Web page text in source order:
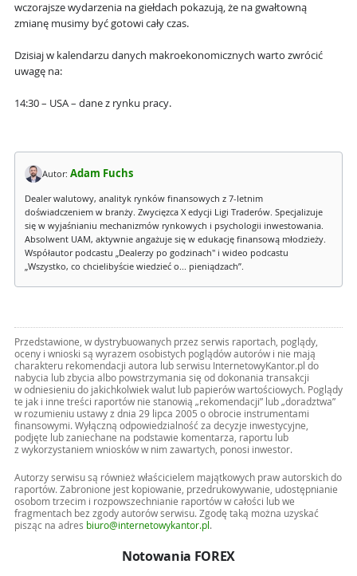
wczorajsze wydarzenia na giełdach pokazują, że na gwałtowną
zmianę musimy być gotowi cały czas.
Dzisiaj w kalendarzu danych makroekonomicznych warto zwrócić
uwagę na:
14:30 – USA – dane z rynku pracy.
Autor: Adam Fuchs
Dealer walutowy, analityk rynków finansowych z 7-letnim
doświadczeniem w branży. Zwycięzca X edycji Ligi Traderów. Specjalizuje
się w wyjaśnianiu mechanizmów rynkowych i psychologii inwestowania.
Absolwent UAM, aktywnie angażuje się w edukację finansową młodzieży.
Współautor podcastu „Dealerzy po godzinach" i wideo podcastu
„Wszystko, co chcielibyście wiedzieć o... pieniądzach”.
Przedstawione, w dystrybuowanych przez serwis raportach, poglądy,
oceny i wnioski są wyrazem osobistych poglądów autorów i nie mają
charakteru rekomendacji autora lub serwisu InternetowyKantor.pl do
nabycia lub zbycia albo powstrzymania się od dokonania transakcji
w odniesieniu do jakichkolwiek walut lub papierów wartościowych. Poglądy
te jak i inne treści raportów nie stanowią „rekomendacji” lub „doradztwa”
w rozumieniu ustawy z dnia 29 lipca 2005 o obrocie instrumentami
finansowymi. Wyłączną odpowiedzialność za decyzje inwestycyjne,
podjęte lub zaniechane na podstawie komentarza, raportu lub
z wykorzystaniem wniosków w nim zawartych, ponosi inwestor.
Autorzy serwisu są również właścicielem majątkowych praw autorskich do
raportów. Zabronione jest kopiowanie, przedrukowywanie, udostępnianie
osobom trzecim i rozpowszechnianie raportów w całości lub we
fragmentach bez zgody autorów serwisu. Zgodę taką można uzyskać
pisząc na adres biuro@internetowykantor.pl .
Notowania FOREX